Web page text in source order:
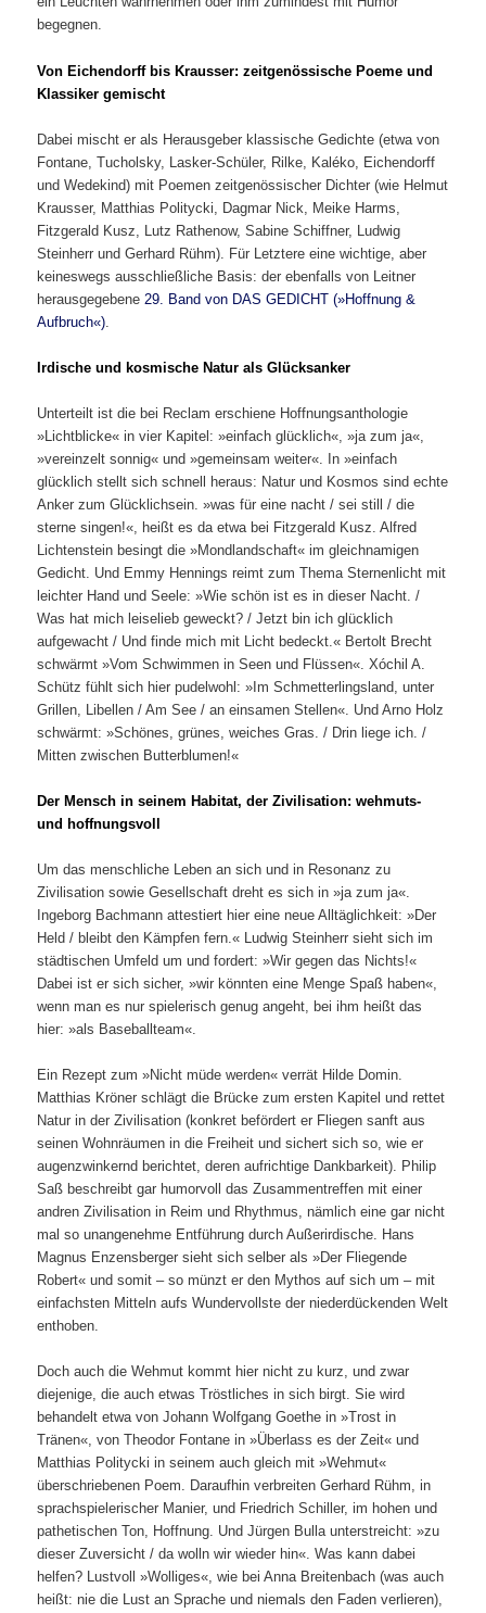
begegnen.
Von Eichendorff bis Krausser: zeitgenössische Poeme und
Klassiker gemischt
Dabei mischt er als Herausgeber klassische Gedichte (etwa von
Fontane, Tucholsky, Lasker-Schüler, Rilke, Kaléko, Eichendorff
und Wedekind) mit Poemen zeitgenössischer Dichter (wie Helmut
Krausser, Matthias Politycki, Dagmar Nick, Meike Harms,
Fitzgerald Kusz, Lutz Rathenow, Sabine Schiffner, Ludwig
Steinherr und Gerhard Rühm). Für Letztere eine wichtige, aber
keineswegs ausschließliche Basis: der ebenfalls von Leitner
herausgegebene 29. Band von DAS GEDICHT (»Hoffnung &
Aufbruch«)
Irdische und kosmische Natur als Glücksanker
Unterteilt ist die bei Reclam erschiene Hoffnungsanthologie
»Lichtblicke« in vier Kapitel: »einfach glücklich«, »ja zum ja«,
»vereinzelt sonnig« und »gemeinsam weiter«. In »einfach
glücklich stellt sich schnell heraus: Natur und Kosmos sind echte
Anker zum Glücklichsein. »was für eine nacht / sei still / die
sterne singen!«, heißt es da etwa bei Fitzgerald Kusz. Alfred
Lichtenstein besingt die »Mondlandschaft« im gleichnamigen
Gedicht. Und Emmy Hennings reimt zum Thema Sternenlicht mit
leichter Hand und Seele: »Wie schön ist es in dieser Nacht. /
Was hat mich leiselieb geweckt? / Jetzt bin ich glücklich
aufgewacht / Und finde mich mit Licht bedeckt.« Bertolt Brecht
schwärmt »Vom Schwimmen in Seen und Flüssen«. Xóchil A.
Schütz fühlt sich hier pudelwohl: »Im Schmetterlingsland, unter
Grillen, Libellen / Am See / an einsamen Stellen«. Und Arno Holz
schwärmt: »Schönes, grünes, weiches Gras. / Drin liege ich. /
Mitten zwischen Butterblumen!«
Der Mensch in seinem Habitat, der Zivilisation: wehmuts-
und hoffnungsvoll
Um das menschliche Leben an sich und in Resonanz zu
Zivilisation sowie Gesellschaft dreht es sich in »ja zum ja«.
Ingeborg Bachmann attestiert hier eine neue Alltäglichkeit: »Der
Held / bleibt den Kämpfen fern.« Ludwig Steinherr sieht sich im
städtischen Umfeld um und fordert: »Wir gegen das Nichts!«
Dabei ist er sich sicher, »wir könnten eine Menge Spaß haben«,
wenn man es nur spielerisch genug angeht, bei ihm heißt das
hier: »als Baseballteam«.
Ein Rezept zum »Nicht müde werden« verrät Hilde Domin.
Matthias Kröner schlägt die Brücke zum ersten Kapitel und rettet
Natur in der Zivilisation (konkret befördert er Fliegen sanft aus
seinen Wohnräumen in die Freiheit und sichert sich so, wie er
augenzwinkernd berichtet, deren aufrichtige Dankbarkeit). Philip
Saß beschreibt gar humorvoll das Zusammentreffen mit einer
andren Zivilisation in Reim und Rhythmus, nämlich eine gar nicht
mal so unangenehme Entführung durch Außerirdische. Hans
Magnus Enzensberger sieht sich selber als »Der Fliegende
Robert« und somit – so münzt er den Mythos auf sich um – mit
einfachsten Mitteln aufs Wundervollste der niederdückenden Welt
enthoben.
Doch auch die Wehmut kommt hier nicht zu kurz, und zwar
diejenige, die auch etwas Tröstliches in sich birgt. Sie wird
behandelt etwa von Johann Wolfgang Goethe in »Trost in
Tränen«, von Theodor Fontane in »Überlass es der Zeit« und
Matthias Politycki in seinem auch gleich mit »Wehmut«
überschriebenen Poem. Daraufhin verbreiten Gerhard Rühm, in
sprachspielerischer Manier, und Friedrich Schiller, im hohen und
pathetischen Ton, Hoffnung. Und Jürgen Bulla unterstreicht: »zu
dieser Zuversicht / da wolln wir wieder hin«. Was kann dabei
helfen? Lustvoll »Wolliges«, wie bei Anna Breitenbach (was auch
heißt: nie die Lust an Sprache und niemals den Faden verlieren),